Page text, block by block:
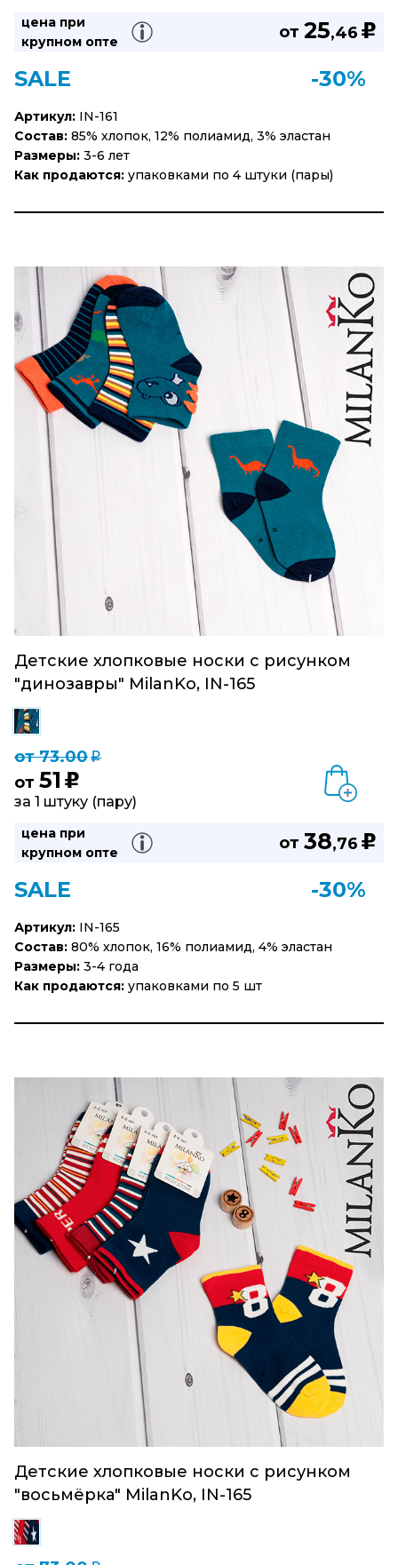
цена при
крупном опте
от 25,46 u
SALE -30%
Артикул: IN-161
Состав: 85% хлопок, 12% полиамид, 3% эластан
Размеры: 3-6 лет
Как продаются: упаковками по 4 штуки (пары)
Детские хлопковые носки с рисунком
"динозавры" MilanKo, IN-165
от 73.00q
от 51 u
за 1 штуку (пару)
цена при
крупном опте
от 38,76 u
SALE -30%
Артикул: IN-165
Состав: 80% хлопок, 16% полиамид, 4% эластан
Размеры: 3-4 года
Как продаются: упаковками по 5 шт
Детские хлопковые носки с рисунком
"восьмёрка" MilanKo, IN-165